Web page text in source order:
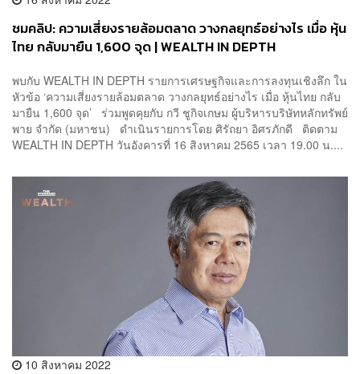
ชมคลิป: ความเสี่ยงรายล้อมตลาด วางกลยุทธ์อย่างไร เมื่อ หุ้น
ไทย กลับมายืน 1,600 จุด | WEALTH IN DEPTH
พบกับ WEALTH IN DEPTH รายการเศรษฐกิจและการลงทุนเชิงลึก ใน
หัวข้อ ‘ความเสี่ยงรายล้อมตลาด วางกลยุทธ์อย่างไร เมื่อ หุ้นไทย กลับ
มายืน 1,600 จุด’ ร่วมพูดคุยกับ กวี ชูกิจเกษม ผู้บริหารบริษัทหลักทรัพย์
พาย จำกัด (มหาชน) ดำเนินรายการโดย ศิรัถยา อิศรภักดี ติดตาม
WEALTH IN DEPTH วันอังคารที่ 16 สิงหาคม 2565 เวลา 19.00 น....
10 สิงหาคม 2022